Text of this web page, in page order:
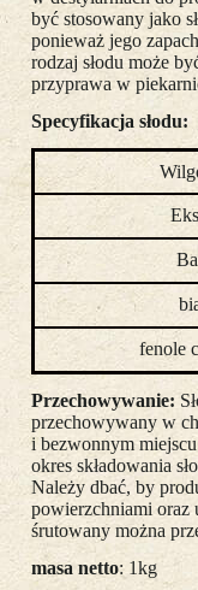
być stosowany jako
ponieważ jego
rodzaj słodu może
przyprawa w
Specyfikacja słodu:
fenole
Przechowywanie:
przechowywany w
i bezwonnym
okres składowania
Należy dbać, by
powierzchniami oraz
śrutowany można
masa netto: 1kg